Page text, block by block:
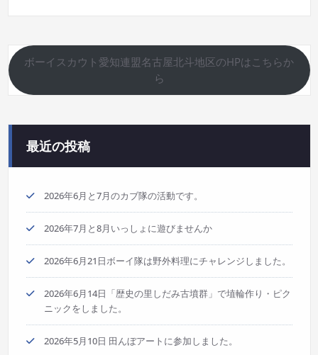
ボーイスカウト愛知連盟名古屋北斗地区のHPはこちらか
ら
最近の投稿
2026年6月と7月のカブ隊の活動です。
2026年7月と8月いっしょに遊びませんか
2026年6月21日ボーイ隊は野外料理にチャレンジしました。
2026年6月14日「歴史の里しだみ古墳群」で埴輪作り・ピク
ニックをしました。
2026年5月10日 田んぼアートに参加しました。